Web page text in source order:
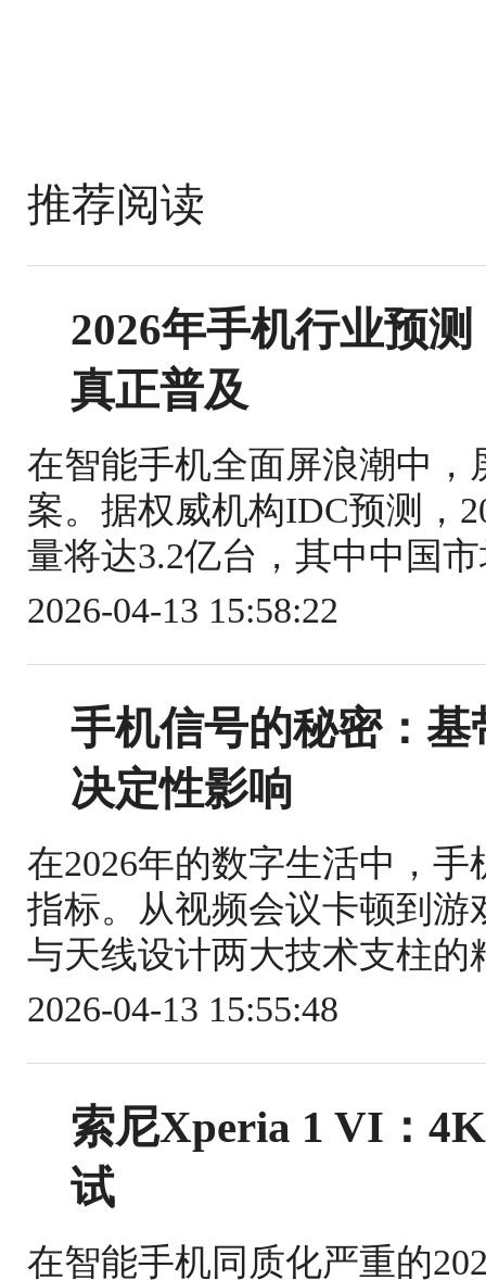
推荐阅读
2026年手机行业预
真正普及
在智能手机全面屏浪潮中
案。据权威机构IDC预测，
量将达3.2亿台，其中中国
2026-04-13 15:58:22
手机信号的秘密：
决定性影响
在2026年的数字生活中，
指标。从视频会议卡顿到
与天线设计两大技术支柱
2026-04-13 15:55:48
索尼Xperia 1 VI：
试
在智能手机同质化严重的